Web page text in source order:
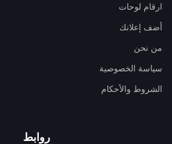
ارقام لوحات
أضف إعلانك
من نحن
سياسة الخصوصية
الشروط والأحكام
روابط